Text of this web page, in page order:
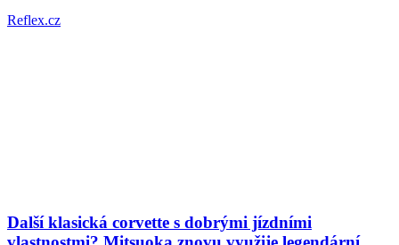
Reflex.cz
Další klasická corvette s dobrými jízdními